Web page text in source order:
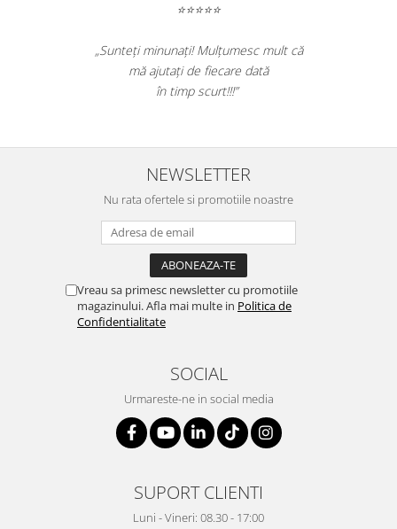
⭐⭐⭐⭐⭐
„Sunteți minunați! Mulțumesc mult că
mă ajutați de fiecare dată
în timp scurt!!!”
NEWSLETTER
Nu rata ofertele si promotiile noastre
Vreau sa primesc newsletter cu promotiile
magazinului. Afla mai multe in Politica de
Confidentialitate
SOCIAL
Urmareste-ne in social media
SUPORT CLIENTI
Luni - Vineri: 08.30 - 17:00